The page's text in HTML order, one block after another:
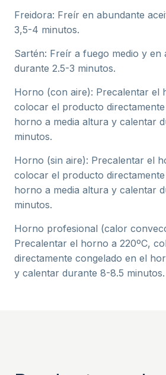
Freidora: Freír en abundante
3,5-4 minutos.
Sartén: Freír a fuego medio y en
durante 2.5-3 minutos.
Horno (con aire): Precalentar el
colocar el producto
horno a media altura y calentar
minutos.
Horno (sin aire): Precalentar el
colocar el producto
horno a media altura y calentar
minutos.
Horno profesional (calor
Precalentar el horno a 220ºC,
directamente congelado en el
y calentar durante 8-8.5 minutos.